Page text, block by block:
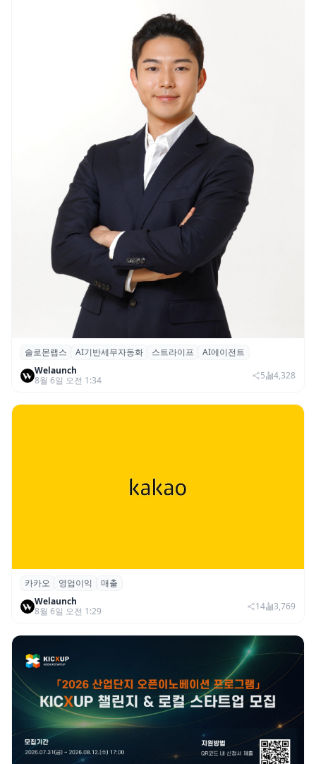
솔로몬랩스, 스트라이프 출신 이창헌 영입…
절세 전략 AI 에이전트 개발 본격화
솔로몬랩스 AI기반세무자동화 스트라이프
AI에이전트
Welaunch
8월 6일 오전 1:34
5 4,328
카카오, 2026년 2분기 매출 2조985억·영업
이익 2770억…역대 분기 최대
카카오 영업이익
매출
Welaunch
8월 6일 오전 1:29
14 3,769